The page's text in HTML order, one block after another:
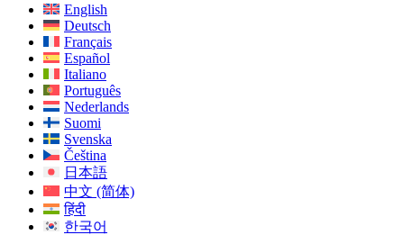
English
Deutsch
Français
Español
Italiano
Português
Nederlands
Suomi
Svenska
Čeština
日本語
中文 (简体)
हिंदी
한국어